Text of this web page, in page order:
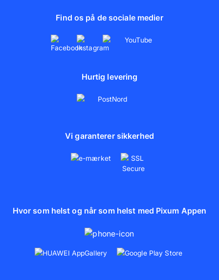
Find os på de sociale medier
Hurtig levering
Vi garanterer sikkerhed
Hvor som helst og når som helst med Pixum Appen